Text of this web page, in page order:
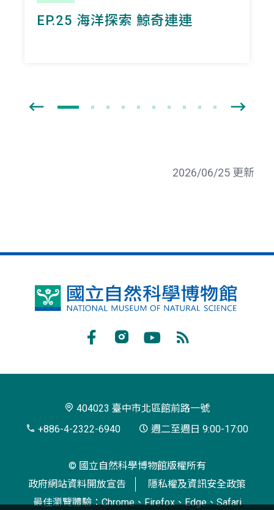
EP.25 海洋探索 鯨奇連連
2026/06/25 更新
國
博
閱
404023 臺中市北區館前路一號
+886-4-2322-6940
週二至週日 9:00-17:00
© 國立自然科學博物館版權所有
政府網站資料開放宣告
隱私權及資訊安全政策
最佳瀏覽體驗：Chrome、Firefox、Edge、Safari